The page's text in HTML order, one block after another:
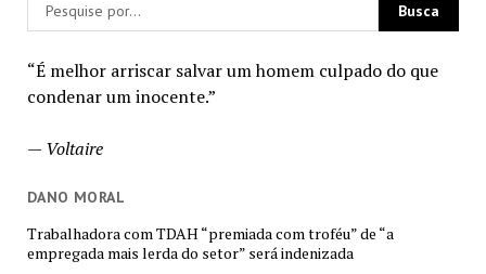
“É melhor arriscar salvar um homem culpado do que
condenar um inocente.”
— Voltaire
DANO MORAL
Trabalhadora com TDAH “premiada com troféu” de “a
empregada mais lerda do setor” será indenizada